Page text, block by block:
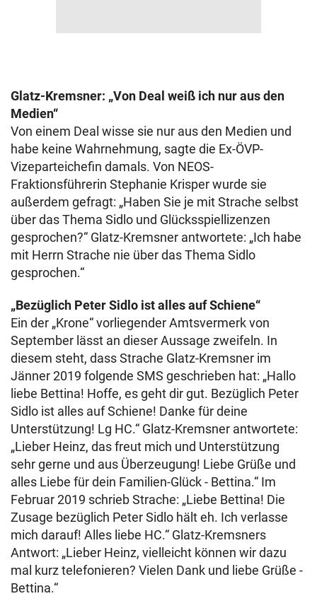
Glatz-Kremsner: „Von Deal weiß ich nur aus den
Medien“
Von einem Deal wisse sie nur aus den Medien und
habe keine Wahrnehmung, sagte die Ex-ÖVP-
Vizeparteichefin damals. Von NEOS-
Fraktionsführerin Stephanie Krisper wurde sie
außerdem gefragt: „Haben Sie je mit Strache selbst
über das Thema Sidlo und Glücksspiellizenzen
gesprochen?“ Glatz-Kremsner antwortete: „Ich habe
mit Herrn Strache nie über das Thema Sidlo
gesprochen.“
„Bezüglich Peter Sidlo ist alles auf Schiene“
Ein der „Krone“ vorliegender Amtsvermerk von
September lässt an dieser Aussage zweifeln. In
diesem steht, dass Strache Glatz-Kremsner im
Jänner 2019 folgende SMS geschrieben hat: „Hallo
liebe Bettina! Hoffe, es geht dir gut. Bezüglich Peter
Sidlo ist alles auf Schiene! Danke für deine
Unterstützung! Lg HC.“ Glatz-Kremsner antwortete:
„Lieber Heinz, das freut mich und Unterstützung
sehr gerne und aus Überzeugung! Liebe Grüße und
alles Liebe für dein Familien-Glück - Bettina.“ Im
Februar 2019 schrieb Strache: „Liebe Bettina! Die
Zusage bezüglich Peter Sidlo hält eh. Ich verlasse
mich darauf! Alles liebe HC.“ Glatz-Kremsners
Antwort: „Lieber Heinz, vielleicht können wir dazu
mal kurz telefonieren? Vielen Dank und liebe Grüße -
Bettina.“